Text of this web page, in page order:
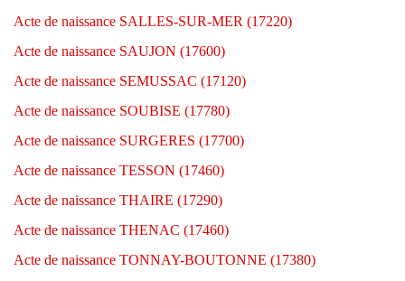
Acte de naissance SALLES-SUR-MER (17220)
Acte de naissance SAUJON (17600)
Acte de naissance SEMUSSAC (17120)
Acte de naissance SOUBISE (17780)
Acte de naissance SURGERES (17700)
Acte de naissance TESSON (17460)
Acte de naissance THAIRE (17290)
Acte de naissance THENAC (17460)
Acte de naissance TONNAY-BOUTONNE (17380)